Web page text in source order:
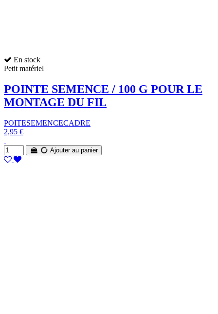
En stock
Petit matériel
POINTE SEMENCE / 100 G POUR LE
MONTAGE DU FIL
POITESEMENCECADRE
2,95 €
Ajouter au panier